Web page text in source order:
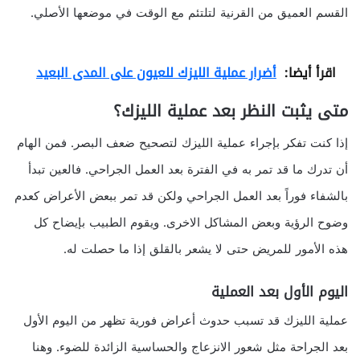
القسم العميق من القرنية لتلتئم مع الوقت في موضعها الأصلي.
اقرأ أيضا: أضرار عملية الليزك للعيون على المدى البعيد‬
متى يثبت النظر بعد عملية الليزك؟
إذا كنت تفكر بإجراء عملية الليزك لتصحيح ضعف البصر. فمن الهام
أن تدرك ما قد تمر به في الفترة بعد العمل الجراحي. فالعين تبدأ
بالشفاء فوراً بعد العمل الجراحي ولكن قد تمر ببعض الأعراض كعدم
وضوح الرؤية وبعض المشاكل الاخرى. ويقوم الطبيب بإيضاح كل
هذه الأمور للمريض حتى لا يشعر بالقلق إذا ما حصلت له.
اليوم الأول بعد العملية
عملية الليزك قد تسبب حدوث أعراض فورية تظهر من اليوم الأول
بعد الجراحة مثل شعور الانزعاج والحساسية الزائدة للضوء. وهنا